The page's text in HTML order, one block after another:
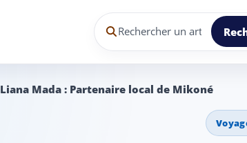
Rechercher un article dans
Liana Mada : Partenaire local de Mikoné